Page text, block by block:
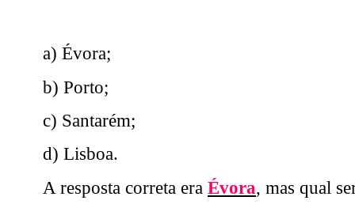
a) Évora;
b) Porto;
c) Santarém;
d) Lisboa.
A resposta correta era Évora, mas qual